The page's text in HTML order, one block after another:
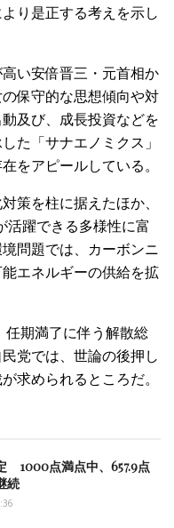
り是正する考えを示し
い安倍晋三・元首相か
保守的な思想傾向や対
及び、成長投資などを
た「サナエノミクス」
をアピールしている。
策を柱に据えたほか、
活躍できる多様性に富
問題では、カーボンニ
エネルギーの供給を拡
期満了に伴う解散総
党では、世論の後押し
求められるところだ。
1000点満点中、657.9点
続